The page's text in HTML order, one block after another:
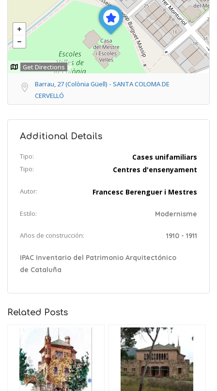
Get Directions
Barrau, 27 (Colònia Güell) - SANTA COLOMA DE
CERVELLÓ
Additional Details
Tipo: Cases unifamiliars
Tipo: Centres d'ensenyament
Autor: Francesc Berenguer i Mestres
Estilo: Modernisme
Años de construcción: 1910 - 1911
IPAC Inventario del Patrimonio Arquitectónico
de Cataluña
Related Posts